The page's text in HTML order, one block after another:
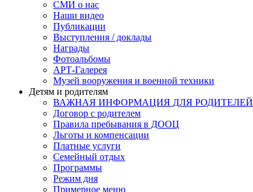
СМИ о нас
Наши видео
Публикации
Выступления / доклады
Награды
Фотоальбомы
АРТ-Галерея
Музей вооружения и военной техники
Детям и родителям
ВАЖНАЯ ИНФОРМАЦИЯ ДЛЯ РОДИТЕЛЕЙ
Договор с родителем
Правила пребывания в ДООЦ
Льготы и компенсации
Платные услуги
Семейный отдых
Программы
Режим дня
Примерное меню